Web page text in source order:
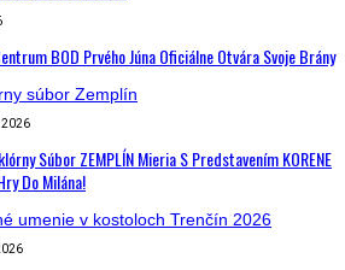
BOD Prvého Júna Oficiálne Otvára Svoje Brány
2026
Súbor ZEMPLÍN Mieria S Predstavením KORENE
Do Milána!